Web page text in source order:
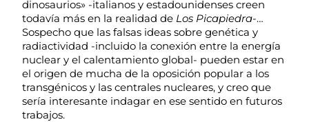
dinosaurios» -italianos y estadounidenses creen
todavía más en la realidad de Los Picapiedra-…
Sospecho que las falsas ideas sobre genética y
radiactividad -incluido la conexión entre la energía
nuclear y el calentamiento global- pueden estar en
el origen de mucha de la oposición popular a los
transgénicos y las centrales nucleares, y creo que
sería interesante indagar en ese sentido en futuros
trabajos.